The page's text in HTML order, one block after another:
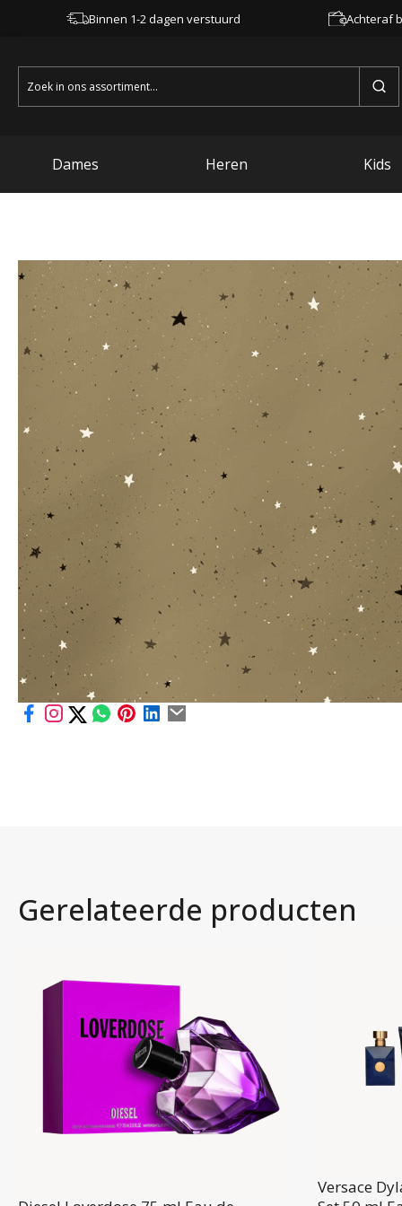
Binnen 1-2 dagen verstuurd Achteraf
Zoeken
naar:
Dames Heren Kids
Gerelateerde producten
Versace